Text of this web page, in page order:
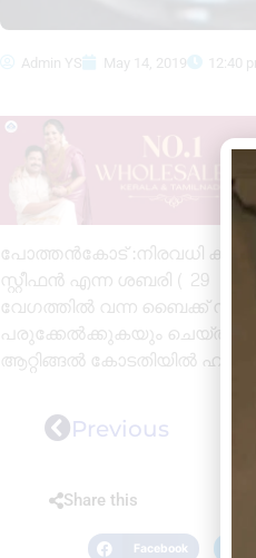
Admin YS May 14, 2019 12:40
പോത്തൻകോട് :നിരവധി
സ്റ്റീഫൻ എന്ന ശബരി ( 29
വേഗത്തിൽ വന്ന ബൈക്ക്
പരുക്കേൽക്കുകയും
ആറ്റിങ്ങൽ കോടതിയിൽ
Previous
Share this
Facebook